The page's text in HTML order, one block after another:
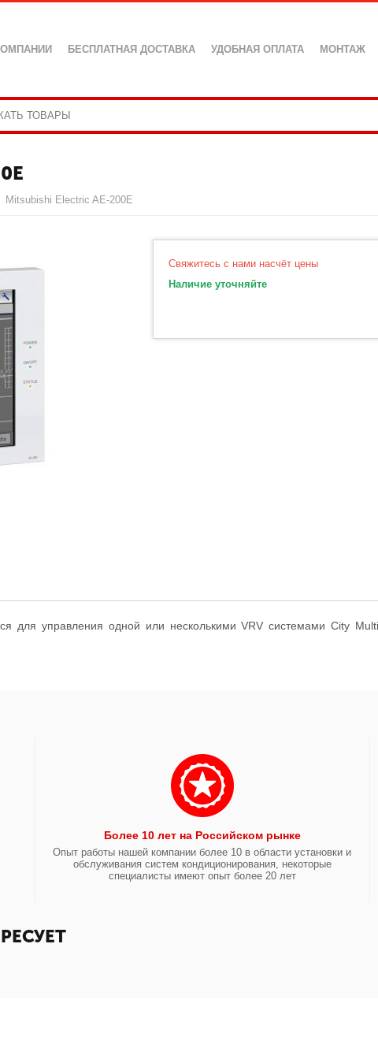
БЕСПЛАТНАЯ ДОСТАВКА УДОБНАЯ ОПЛАТА МОНТАЖ
Mitsubishi Electric AE-200E
Свяжитесь с нами насчёт цены
Наличие уточняйте
для управления одной или несколькими VRV системами City
Более 10 лет на Российском рынке
Опыт работы нашей компании более 10 в области установки и
обслуживания систем кондиционирования, некоторые
специалисты имеют опыт более 20 лет